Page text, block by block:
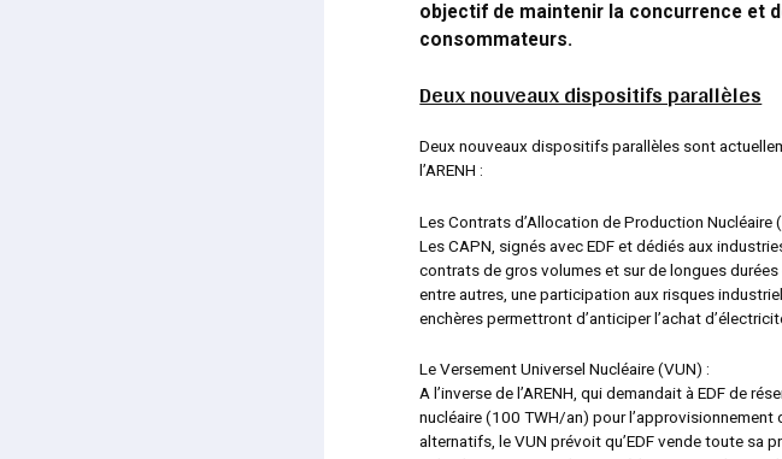
objectif de maintenir la concurrence et
consommateurs.
Deux nouveaux dispositifs parallèles
Deux nouveaux dispositifs parallèles sont
l’ARENH :
Les Contrats d’Allocation de Production Nucléaire
Les CAPN, signés avec EDF et dédiés aux
contrats de gros volumes et sur de longues
entre autres, une participation aux risques
enchères permettront d’anticiper l’achat
Le Versement Universel Nucléaire (VUN) :
A l’inverse de l’ARENH, qui demandait à EDF de
nucléaire (100 TWH/an) pour
alternatifs, le VUN prévoit qu’EDF vende toute sa